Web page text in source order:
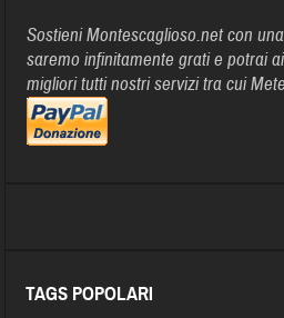
Sostieni Montescaglioso.net con
saremo infinitamente grati e potrai
migliori tutti nostri servizi tra cui
TAGS POPOLARI